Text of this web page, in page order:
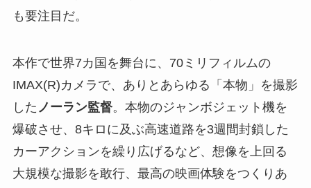
も要注目だ。
本作で世界7カ国を舞台に、70ミリフィルムの
IMAX(R)カメラで、ありとあらゆる「本物」を撮影
した ノーラン監督。本物のジャンボジェット機を
爆破させ、8キロに及ぶ高速道路を3週間封鎖した
カーアクションを繰り広げるなど、想像を上回る
大規模な撮影を敢行、最高の映画体験をつくりあ